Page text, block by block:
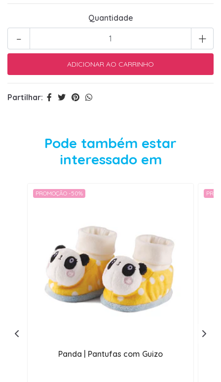
Quantidade
+
-
Partilhar:
Pode também estar
interessado em
PROMOÇÃO -50%
Panda | Pantufas com Guizo